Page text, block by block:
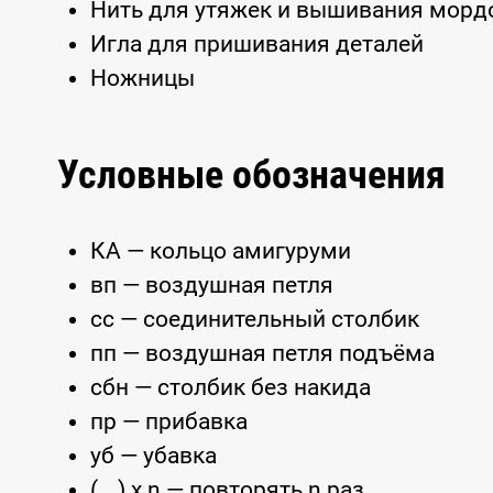
Нить для утяжек и вышивания
Игла для пришивания деталей
Ножницы
Условные обозначения
КА — кольцо амигуруми
вп — воздушная петля
сс — соединительный столбик
пп — воздушная петля подъёма
сбн — столбик без накида
пр — прибавка
уб — убавка